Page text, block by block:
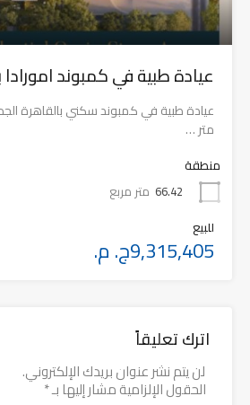
عيادة طبية في كمبوند امورادا
متر …
منطقة
66.42 متر مربع
للبيع
9,315,405ج. م.
اترك تعليقاً
لن يتم نشر عنوان بريدك الإلكتروني.
الحقول الإلزامية مشار إليها بـ*